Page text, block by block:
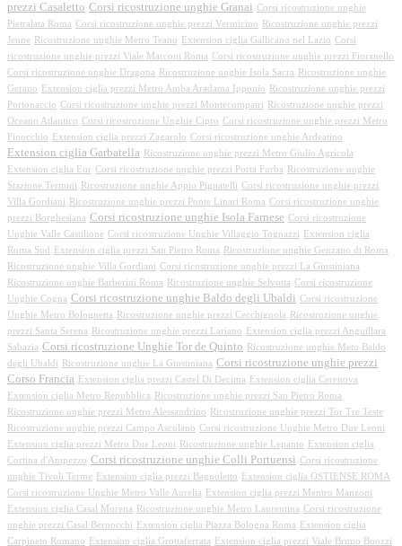
prezzi Casaletto Corsi ricostruzione unghie Granai Corsi ricostruzione unghie
Pietralata Roma Corsi ricostruzione unghie prezzi Vermicino
Ricostruzione unghie prezzi
Jenne
Ricostruzione unghie Metro Teano Extension ciglia Gallicano nel Lazio Corsi
ricostruzione unghie prezzi Viale Marconi Roma Corsi ricostruzione unghie prezzi Fioranello
Corsi ricostruzione unghie Dragona
Ricostruzione unghie Isola Sacra
Ricostruzione unghie
Gerano
Extension ciglia prezzi Metro Amba Aradama Ipponio
Ricostruzione unghie prezzi
Portonaccio Corsi ricostruzione unghie prezzi Montecompatri
Ricostruzione unghie prezzi
Oceano Atlantico Corsi ricostruzione Unghie Cipro Corsi ricostruzione unghie prezzi Metro
Finocchio
Extension ciglia prezzi Zagarolo Corsi ricostruzione unghie Ardeatino
Extension ciglia Garbatella
Ricostruzione unghie prezzi Metro Giulio Agricola
Extension ciglia Eur Corsi ricostruzione unghie prezzi Porta Furba
Ricostruzione unghie
Stazione Termini
Ricostruzione unghie Appio Pignatelli Corsi ricostruzione unghie prezzi
Villa Gordiani
Ricostruzione unghie prezzi Ponte Linari Roma Corsi ricostruzione unghie
prezzi Borghesiana Corsi ricostruzione unghie Isola Farnese Corsi ricostruzione
Unghie Valle Castilione Corsi ricostruzione Unghie Villaggio Tognazzi
Extension ciglia
Roma Sud
Extension ciglia prezzi San Pietro Roma
Ricostruzione unghie Genzano di Roma
Ricostruzione unghie Villa Gordiani Corsi ricostruzione unghie prezzi La Giustiniana
Ricostruzione unghie Barberini Roma
Ricostruzione unghie Selvotta Corsi ricostruzione
Unghie Cogna Corsi ricostruzione unghie Baldo degli Ubaldi Corsi ricostruzione
Unghie Metro Bolognetta
Ricostruzione unghie prezzi Cecchignola
Ricostruzione unghie
prezzi Santa Serena
Ricostruzione unghie prezzi Lariano
Extension ciglia prezzi Anguillara
Sabazia Corsi ricostruzione Unghie Tor de Quinto
Ricostruzione unghie Meto Baldo
degli Ubaldi
Ricostruzione unghie La Giustiniana Corsi ricostruzione unghie prezzi
Corso Francia
Extension ciglia prezzi Castel Di Decima
Extension ciglia Cerenova
Extension ciglia Metro Repubblica
Ricostruzione unghie prezzi San Pietro Roma
Ricostruzione unghie prezzi Metro Alessandrino
Ricostruzione unghie prezzi Tor Tre Teste
Ricostruzione unghie prezzi Campo Ascolano Corsi ricostruzione Unghie Metro Due Leoni
Extension ciglia prezzi Metro Due Leoni
Ricostruzione unghie Lepanto
Extension ciglia
Cortina d'Ampezzo Corsi ricostruzione unghie Colli Portuensi Corsi ricostruzione
unghie Tivoli Terme
Extension ciglia prezzi Bagnoletto
Extension ciglia OSTIENSE ROMA
Corsi ricostruzione Unghie Metro Valle Aurelia
Extension ciglia prezzi Mentro Manzoni
Extension ciglia Casal Morena
Ricostruzione unghie Metro Laurentina Corsi ricostruzione
unghie prezzi Casal Bernocchi
Extension ciglia Piazza Bologna Roma
Extension ciglia
Carpineto Romano
Extension ciglia Grottaferrata
Extension ciglia prezzi Viale Bruno Buozzi